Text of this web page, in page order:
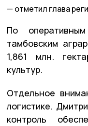
отметил глава
По
тамбовским
1,861 млн.
культур.
Отдельное
логистике.
контроль